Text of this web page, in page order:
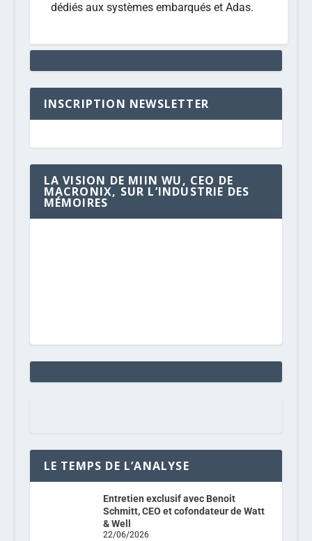
dédiés aux systèmes embarqués et Adas.
INSCRIPTION NEWSLETTER
LA VISION DE MIIN WU, CEO DE
MACRONIX, SUR L’INDUSTRIE DES
MÉMOIRES
LE TEMPS DE L’ANALYSE
Entretien exclusif avec Benoit
Schmitt, CEO et cofondateur de Watt
& Well
22/06/2026